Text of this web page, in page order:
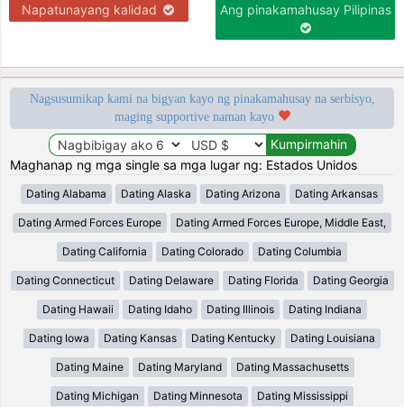
Napatunayang kalidad Ang pinakamahusay Pilipinas
Nagsusumikap kami na bigyan kayo ng pinakamahusay na serbisyo,
maging supportive naman kayo
Maghanap ng mga single sa mga lugar ng: Estados Unidos
Dating Alabama Dating Alaska Dating Arizona Dating Arkansas
Dating Armed Forces Europe Dating Armed Forces Europe, Middle East,
Dating California Dating Colorado Dating Columbia
Dating Connecticut Dating Delaware Dating Florida Dating Georgia
Dating Hawaii Dating Idaho Dating Illinois Dating Indiana
Dating Iowa Dating Kansas Dating Kentucky Dating Louisiana
Dating Maine Dating Maryland Dating Massachusetts
Dating Michigan Dating Minnesota Dating Mississippi